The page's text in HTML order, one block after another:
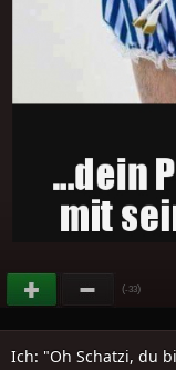
(-33)
Ich: "Oh Schatzi, du